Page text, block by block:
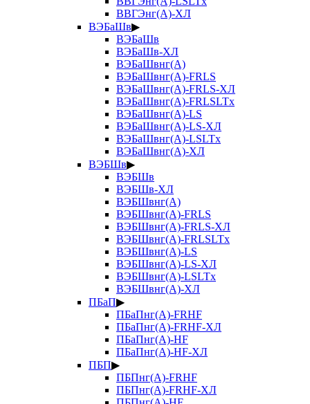
ВВГЭнг(А)-ХЛ
ВЭБаШв▶
ВЭБаШв
ВЭБаШв-ХЛ
ВЭБаШвнг(А)
ВЭБаШвнг(А)-FRLS
ВЭБаШвнг(А)-FRLS-ХЛ
ВЭБаШвнг(А)-FRLSLTx
ВЭБаШвнг(А)-LS
ВЭБаШвнг(А)-LS-ХЛ
ВЭБаШвнг(А)-LSLTx
ВЭБаШвнг(А)-ХЛ
ВЭБШв▶
ВЭБШв
ВЭБШв-ХЛ
ВЭБШвнг(А)
ВЭБШвнг(А)-FRLS
ВЭБШвнг(А)-FRLS-ХЛ
ВЭБШвнг(А)-FRLSLTx
ВЭБШвнг(А)-LS
ВЭБШвнг(А)-LS-ХЛ
ВЭБШвнг(А)-LSLTx
ВЭБШвнг(А)-ХЛ
ПБаП▶
ПБаПнг(А)-FRHF
ПБаПнг(А)-FRHF-ХЛ
ПБаПнг(А)-HF
ПБаПнг(А)-HF-ХЛ
ПБП▶
ПБПнг(А)-FRHF
ПБПнг(А)-FRHF-ХЛ